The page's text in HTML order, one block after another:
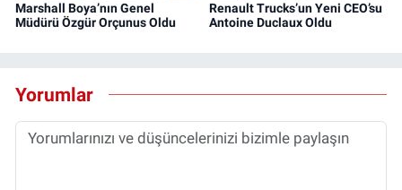
Marshall Boya’nın Genel
Müdürü Özgür Orçunus Oldu
Renault Trucks’un Yeni CEO’su
Antoine Duclaux Oldu
Yorumlar